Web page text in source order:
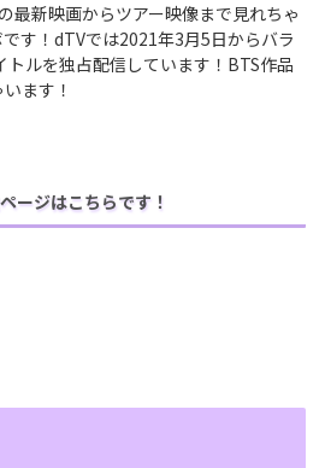
最新映画からツアー映像まで見れちゃ
す！dTVでは2021年3月5日からバラ
ルを独占配信しています！BTS作品
ます！
ージはこちらです！